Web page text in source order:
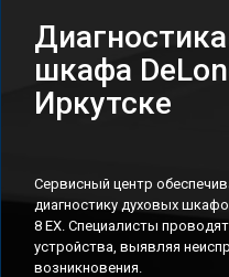
шкафа
Иркутске
Сервисный центр
диагностику духовых
8 EX. Специалисты
устройства, выявляя
возникновения.